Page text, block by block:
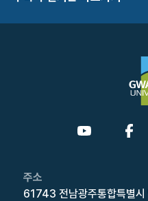
주소
61743 전남광주통합특별